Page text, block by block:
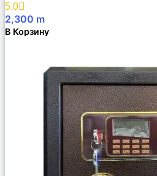
5.0
2,300 m
В Корзину